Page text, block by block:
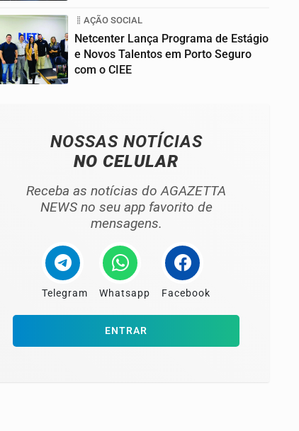
AÇÃO SOCIAL
Netcenter Lança Programa de Estágio
e Novos Talentos em Porto Seguro
com o CIEE
NOSSAS NOTÍCIAS
NO CELULAR
Receba as notícias do AGAZETTA
NEWS no seu app favorito de
mensagens.
Telegram Whatsapp Facebook
ENTRAR